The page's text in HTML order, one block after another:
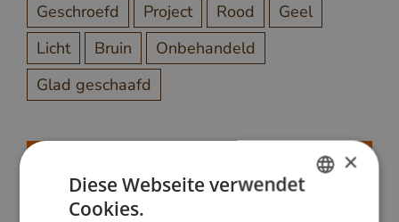
Geschroefd
Project Rood
Geel
Licht
Bruin
Onbehandeld
Glad geschaafd
Bel ons op+31 348 820000of mail
info@vandenberghardhout.nl
×
Diese Webseite verwendet
Cookies.